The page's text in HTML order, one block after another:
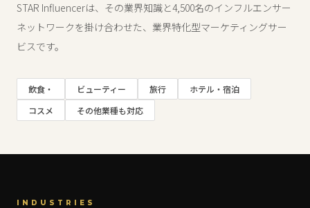
STAR Influencerは、その業界知識と4,500名のインフルエンサー
ネットワークを掛け合わせた、業界特化型マーケティングサー
ビスです。
飲食・ ビューティー 旅行
ホテル・宿泊
コスメ
その他業種も対応
INDUSTRIES